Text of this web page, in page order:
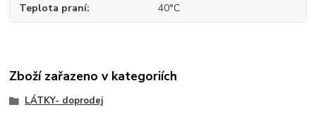
Teplota praní 40°C
Zboží zařazeno v kategoriích
LÁTKY- doprodej